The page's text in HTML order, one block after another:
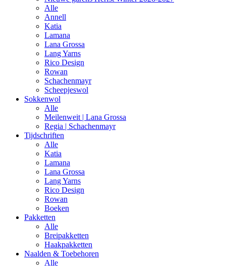
Alle
Annell
Katia
Lamana
Lana Grossa
Lang Yarns
Rico Design
Rowan
Schachenmayr
Scheepjeswol
Sokkenwol
Alle
Meilenweit | Lana Grossa
Regia | Schachenmayr
Tijdschriften
Alle
Katia
Lamana
Lana Grossa
Lang Yarns
Rico Design
Rowan
Boeken
Pakketten
Alle
Breipakketten
Haakpakketten
Naalden & Toebehoren
Alle